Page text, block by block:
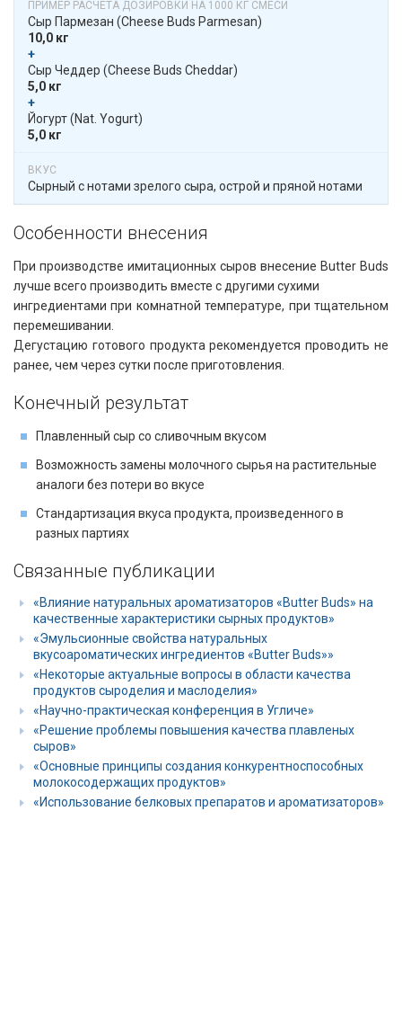
Сыр Пармезан​​ (Cheese Buds Parmesan)
10,0 кг
+
​​ Сыр Чеддер​​ (Cheese Buds Cheddar)
5,0 кг
+
​​ Йогурт​​ (Nat. Yogurt)
5,0 кг
Сырный с нотами зрелого сыра, острой и пряной нотами
Особенности внесения​​
При производстве имитационных сыров внесение Butter Buds
лучше всего производить вместе с другими сухими
ингредиентами при комнатной температуре, при тщательном
перемешивании.
Дегустацию готового продукта рекомендуется проводить не
ранее, чем через сутки после приготовления.
Конечный результат
Плавленный сыр со сливочным вкусом
Возможность замены молочного сырья на растительные
аналоги без потери во вкусе
Стандартизация вкуса продукта, произведенного в
разных партиях
Связанные публикации
«Влияние натуральных ароматизаторов «Butter Buds» на
качественные характеристики сырных продуктов»
«Эмульсионные свойства натуральных
вкусоароматических ингредиентов «Butter Buds»»
«Некоторые актуальные вопросы в области качества
продуктов сыроделия и маслоделия»
«Научно-практическая конференция в Угличе»
«Решение проблемы повышения качества плавленых
сыров»
«Основные принципы создания конкурентноспособных
молокосодержащих продуктов»
«Использование белковых препаратов и ароматизаторов»